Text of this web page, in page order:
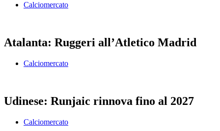
Calciomercato
Atalanta: Ruggeri all’Atletico Madrid
Calciomercato
Udinese: Runjaic rinnova fino al 2027
Calciomercato